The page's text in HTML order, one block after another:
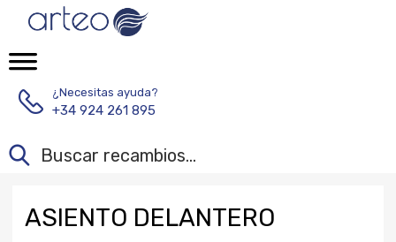
¿Necesitas ayuda?
+34 924 261 895
ASIENTO DELANTERO